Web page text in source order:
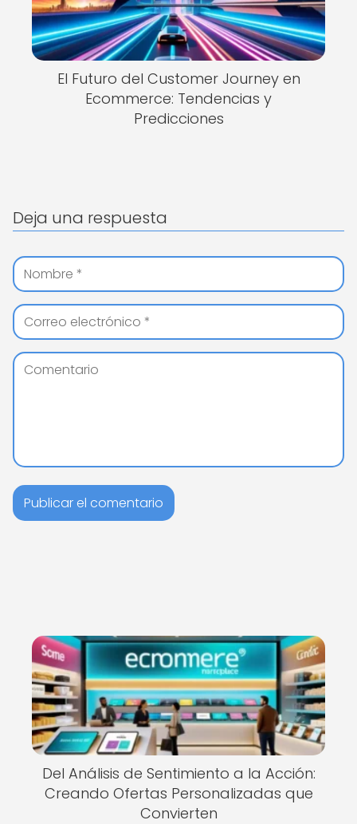
El Futuro del Customer Journey en
Ecommerce: Tendencias y
Predicciones
Deja una respuesta
Del Análisis de Sentimiento a la Acción:
Creando Ofertas Personalizadas que
Convierten